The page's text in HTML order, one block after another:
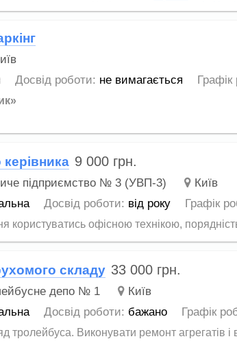
Досвід роботи: не вимагається
9 000 грн.
підприємство № 3 (УВП-3)
Київ
Досвід роботи: від року Графік
користуватись офісною технікою,
складу 33 000 грн.
депо № 1
Київ
Досвід роботи: бажано Графік
тролейбуса. Виконувати ремонт агрегатів і